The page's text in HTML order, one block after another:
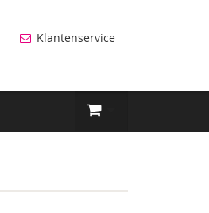
Klantenservice